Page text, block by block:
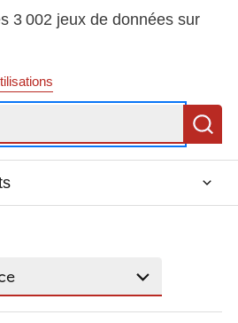
3 002 jeux de données sur